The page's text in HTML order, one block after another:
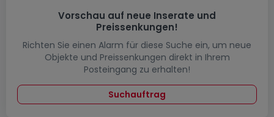
Vorschau auf neue Inserate und
Preissenkungen!
Richten Sie einen Alarm für diese Suche ein, um neue
Objekte und Preissenkungen direkt in Ihrem
Posteingang zu erhalten!
Suchauftrag